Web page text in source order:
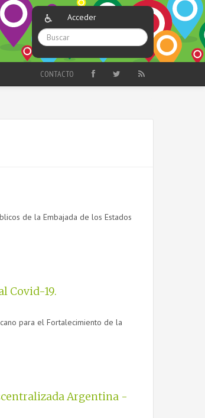
Acceder
CONTACTO
de la Embajada de los Estados
Covid-19.
para el Fortalecimiento de la
Argentina -